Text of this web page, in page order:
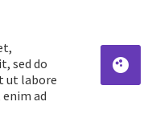
sed do
ut labore
ad

